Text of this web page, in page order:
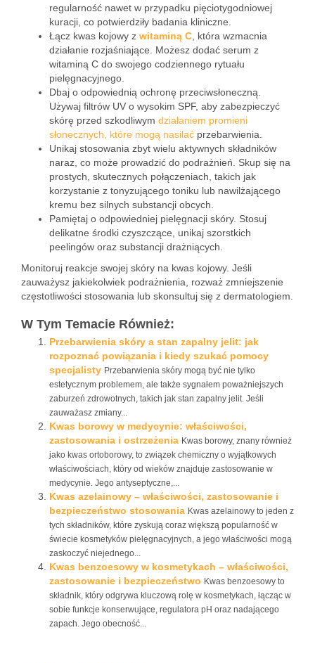
regularność nawet w przypadku pięciotygodniowej
kuracji, co potwierdziły badania kliniczne.
Łącz kwas kojowy z witaminą C , która wzmacnia
działanie rozjaśniające. Możesz dodać serum z
witaminą C do swojego codziennego rytuału
pielęgnacyjnego.
Dbaj o odpowiednią ochronę przeciwsłoneczną.
Używaj filtrów UV o wysokim SPF, aby zabezpieczyć
skórę przed szkodliwym działaniem promieni
słonecznych, które mogą nasilać przebarwienia.
Unikaj stosowania zbyt wielu aktywnych składników
naraz, co może prowadzić do podrażnień. Skup się na
prostych, skutecznych połączeniach, takich jak
korzystanie z tonyzującego toniku lub nawilżającego
kremu bez silnych substancji obcych.
Pamiętaj o odpowiedniej pielęgnacji skóry. Stosuj
delikatne środki czyszczące, unikaj szorstkich
peelingów oraz substancji drażniących.
Monitoruj reakcje swojej skóry na kwas kojowy. Jeśli
zauważysz jakiekolwiek podrażnienia, rozważ zmniejszenie
częstotliwości stosowania lub skonsultuj się z dermatologiem.
W Tym Temacie Również:
Przebarwienia skóry a stan zapalny jelit: jak
rozpoznać powiązania i kiedy szukać pomocy
specjalisty Przebarwienia skóry mogą być nie tylko
estetycznym problemem, ale także sygnałem poważniejszych
zaburzeń zdrowotnych, takich jak stan zapalny jelit. Jeśli
zauważasz zmiany...
Kwas borowy w medycynie: właściwości,
zastosowania i ostrzeżenia Kwas borowy, znany również
jako kwas ortoborowy, to związek chemiczny o wyjątkowych
właściwościach, który od wieków znajduje zastosowanie w
medycynie. Jego antyseptyczne,...
Kwas azelainowy – właściwości, zastosowanie i
bezpieczeństwo stosowania Kwas azelainowy to jeden z
tych składników, które zyskują coraz większą popularność w
świecie kosmetyków pielęgnacyjnych, a jego właściwości mogą
zaskoczyć niejednego...
Kwas benzoesowy w kosmetykach – właściwości,
zastosowanie i bezpieczeństwo Kwas benzoesowy to
składnik, który odgrywa kluczową rolę w kosmetykach, łącząc w
sobie funkcje konserwujące, regulatora pH oraz nadającego
zapach. Jego obecność...